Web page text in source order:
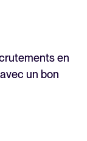
en
un bon